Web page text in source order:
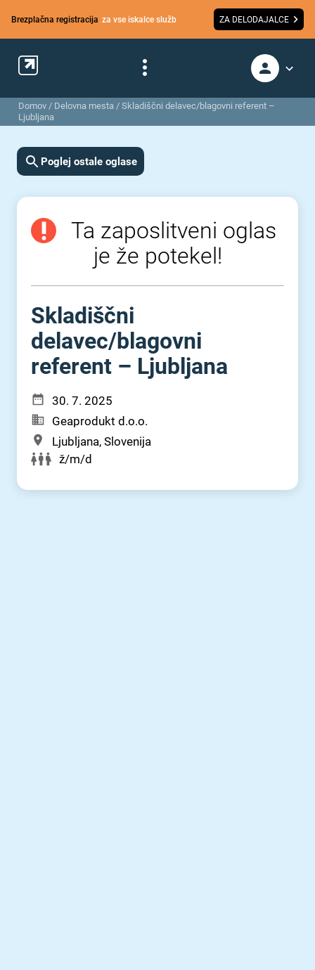
Brezplačna registracija za vse iskalce služb ZA DELODAJALCE
Domov / Delovna mesta / Skladiščni delavec/blagovni referent –
Ljubljana
Poglej ostale oglase
Ta zaposlitveni oglas
je že potekel!
Skladiščni
delavec⁠/⁠blagovni
referent – Ljubljana
30. 7. 2025
Geaprodukt d.o.o.
Ljubljana, Slovenija
ž/m/d